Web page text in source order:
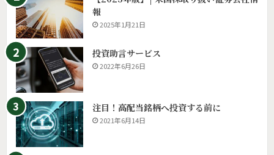
報
2025年1月21日
投資助言サービス
2022年6月26日
注目！高配当銘柄へ投資する前に
2021年6月14日